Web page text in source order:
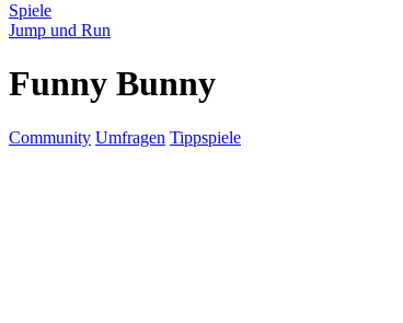
Spiele
Jump und Run
Funny Bunny
Community Umfragen Tippspiele